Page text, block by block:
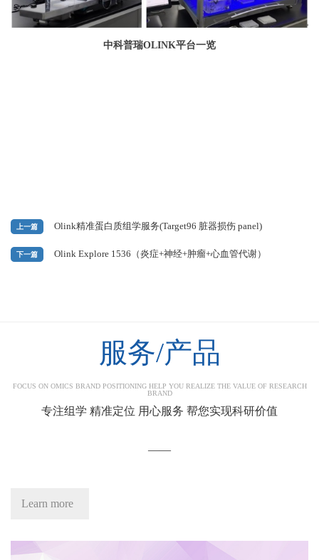
中科普瑞OLINK平台一览
上一篇 Olink精准蛋白质组学服务(Target96 脏器损伤 panel)
下一篇 Olink Explore 1536（炎症+神经+肿瘤+心血管代谢）
服务/产品
FOCUS ON OMICS BRAND POSITIONING HELP YOU REALIZE THE VALUE OF RESEARCH
BRAND
专注组学 精准定位 用心服务 帮您实现科研价值
——
Learn more